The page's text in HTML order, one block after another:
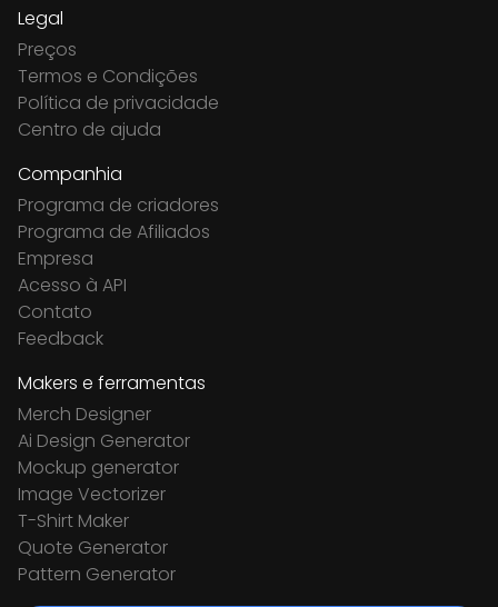
Legal
Preços
Termos e Condições
Política de privacidade
Centro de ajuda
Companhia
Programa de criadores
Programa de Afiliados
Empresa
Acesso à API
Contato
Feedback
Makers e ferramentas
Merch Designer
Ai Design Generator
Mockup generator
Image Vectorizer
T-Shirt Maker
Quote Generator
Pattern Generator